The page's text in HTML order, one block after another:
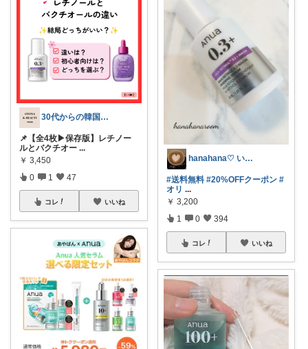
30代からの韓国美容研究室🧪
📌【全4枚▶保存版】レチノー
ルとバクチオー ...
￥ 3,450
0 1 47
コレ いいね
hanahana♡ いつもありがとう🙏
#送料無料 #20%OFFクーポン #
オリ ...
￥ 3,200
1 0 394
コレ いいね